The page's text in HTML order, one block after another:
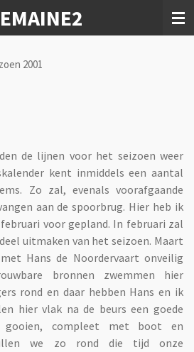
2001
de lijnen voor het seizoen weer
kent inmiddels een aantal
Zo zal, evenals voorafgaande
aan de spoorbrug. Hier heb ik
voor gepland. In februari zal
uitmaken van het seizoen. Maart
Hans de Noordervaart onveilig
bronnen zwemmen hier
rond en daar hebben Hans en ik
hier vlak na de beurs een goede
gooien, compleet met boot en
we zo rond die tijd onze